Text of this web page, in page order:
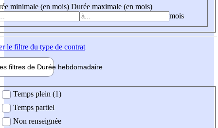
minimale (en mois) Durée maximale (en mois)
mois
le filtre du type de contrat
filtres de Durée hebdomadaire
Temps plein (1)
Temps partiel
Non renseignée